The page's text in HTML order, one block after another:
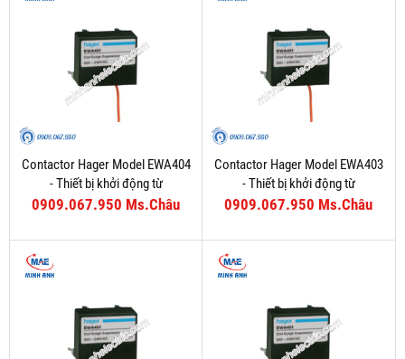
Contactor Hager Model EWA404
- Thiết bị khởi động từ
0909.067.950 Ms.Châu
Contactor Hager Model EWA403
- Thiết bị khởi động từ
0909.067.950 Ms.Châu